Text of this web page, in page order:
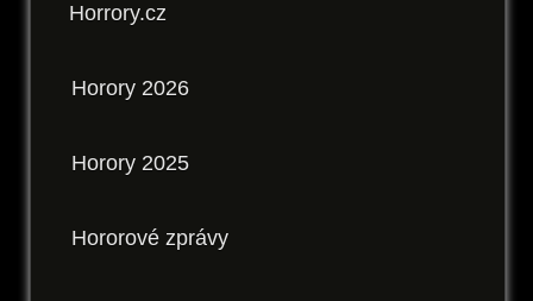
Horrory.cz
Horory 2026
Horory 2025
Hororové zprávy